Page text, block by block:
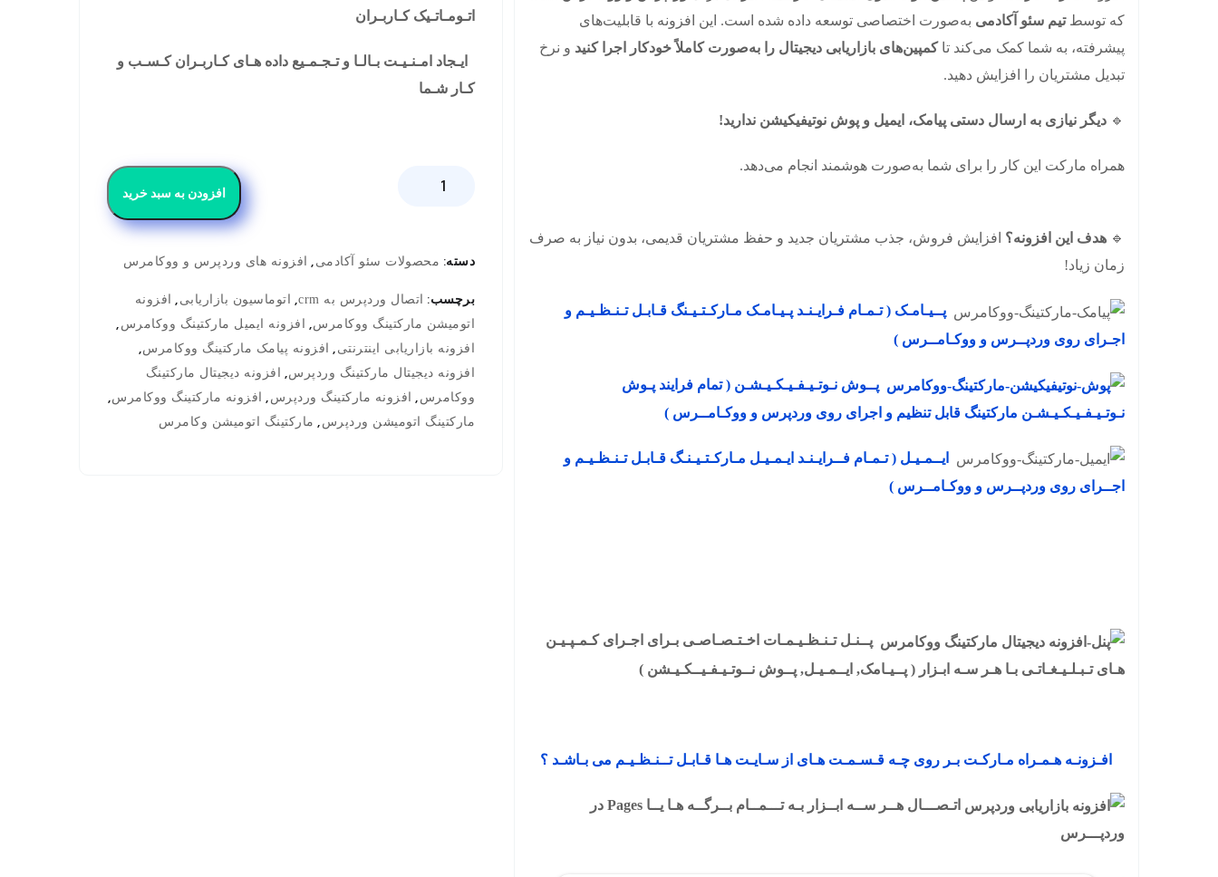
اتـومـاتـیک کـاربـران
ایـجاد امـنـیـت بـالـا و تـجـمـیع داده هـای کـاربـران کـسـب و
کـار شـما
افزودن به سبد خرید
دسته: محصولات سئو آکادمی , افزونه های وردپرس و ووکامرس
برچسب: اتصال وردپرس به crm , اتوماسیون بازاریابی ,
افزونه
اتومیشن مارکتینگ ووکامرس, افزونه ایمیل مارکتینگ ووکامرس ,
افزونه بازاریابی اینترنتی , افزونه پیامک مارکتینگ ووکامرس,
افزونه دیجیتال مارکتینگ وردپرس,
افزونه دیجیتال مارکتینگ
ووکامرس , افزونه مارکتینگ وردپرس , افزونه مارکتینگ ووکامرس,
مارکتینگ اتومیشن وردپرس , مارکتینگ اتومیشن وکامرس
که توسطتیم سئو آکادمی به‌صورت اختصاصی توسعه داده شده است. این افزونه با قابلیت‌های
پیشرفته، به شما کمک می‌کند تاکمپین‌های بازاریابی دیجیتال را به‌صورت کاملاً خودکار اجرا کنید و نرخ
تبدیل مشتریان را افزایش دهید.
🔹 دیگر نیازی به ارسال دستی پیامک، ایمیل و پوش نوتیفیکیشن ندارید!
همراه مارکت این کار را برای شما به‌صورت هوشمند انجام می‌دهد.
🔹 هدف این افزونه؟ افزایش فروش، جذب مشتریان جدید و حفظ مشتریان قدیمی، بدون نیاز به صرف
زمان زیاد!
پــیـامـک ( تـمـام فـرایـنـد پـیـامـک مـارکـتـیـنگ قـابـل تـنـظـیـم و
اجـرای روی وردپــرس و ووکـامــرس )
پــوش نـوتـیـفـیـکـیـشـن ( تمام فرایند پـوش
نـوتـیـفـیـکـیـشـن مارکتینگ قابل تنظیم و اجرای روی وردپرس و ووکـامــرس )
ایــمـیـل ( تـمـام فــرایـنـد ایـمـیـل مـارکـتـیـنـگ قـابـل تـنـظـیـم و
اجــرای روی وردپــرس و ووکـامــرس )
پــنـل تـنـظـیـمـات اخـتـصـاصـی بـرای اجـرای کـمـپـیـن
هـای تـبـلـیـغـاتـی بـا هـر سـه ابـزار ( پــیـامک, ایــمـیـل, پــوش نــوتـیـفـیــکـیـشن )
افـزونـه هـمـراه مـارکـت بـر روی چـه قـسـمـت هـای از سـایـت هـا قـابـل تــنـظـیـم می بـاشـد ؟
اتـصـــال هــر ســه ابــزار بـه تـــمــام بــرگــه هـا یــا Pages در
وردپـــرس